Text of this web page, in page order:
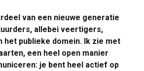
van een nieuwe generatie
allebei veertigers,
het publieke domein. Ik zie met
een heel open manier
je bent heel actief op